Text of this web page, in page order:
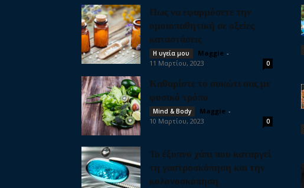
Πως να εφαρμόσετε την
ομοιοπαθητική σε οξείες
καταστάσεις
Η υγεία μου Maggie -
11 Μαρτίου, 2023
0
Καθαρίστε το συκώτι σας με
φυσικό τρόπο
Mind & Body Maggie -
10 Μαρτίου, 2023
0
Το έξυπνο χάπι που καταργεί
τη γαστροσκόπηση και την
κολονοσκόπηση